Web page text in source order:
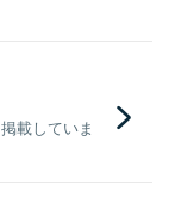
載していま